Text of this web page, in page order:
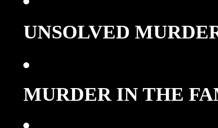
UNSOLVED
MURDER IN THE